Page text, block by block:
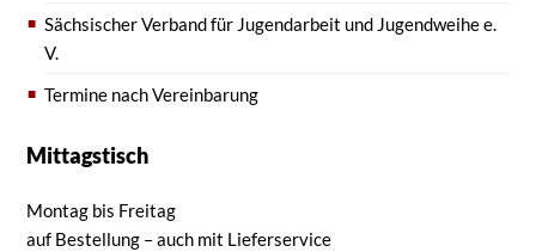
Sächsischer Verband für Jugendarbeit und Jugendweihe e.
V.
Termine nach Vereinbarung
Mittagstisch
Montag bis Freitag
auf Bestellung – auch mit Lieferservice